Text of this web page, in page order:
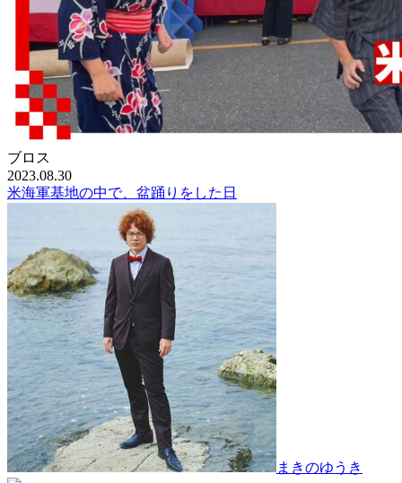
ブロス
2023.08.30
米海軍基地の中で、盆踊りをした日
まきのゆうき